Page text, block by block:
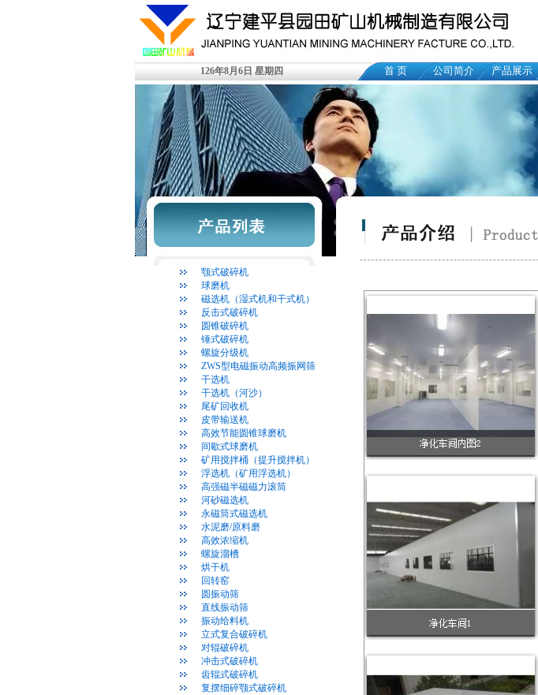
126年8月6日 星期四 首 页 公司简介 产品展示
颚式破碎机
球磨机
磁选机（湿式机和干式机）
反击式破碎机
圆锥破碎机
锤式破碎机
螺旋分级机
ZWS型电磁振动高频振网筛
干选机
干选机（河沙）
尾矿回收机
皮带输送机
高效节能圆锥球磨机
间歇式球磨机
矿用搅拌桶（提升搅拌机）
浮选机（矿用浮选机）
高强磁半磁磁力滚筒
河砂磁选机
永磁筒式磁选机
水泥磨/原料磨
高效浓缩机
螺旋溜槽
烘干机
回转窑
圆振动筛
直线振动筛
振动给料机
立式复合破碎机
对辊破碎机
冲击式破碎机
齿辊式破碎机
复摆细碎颚式破碎机